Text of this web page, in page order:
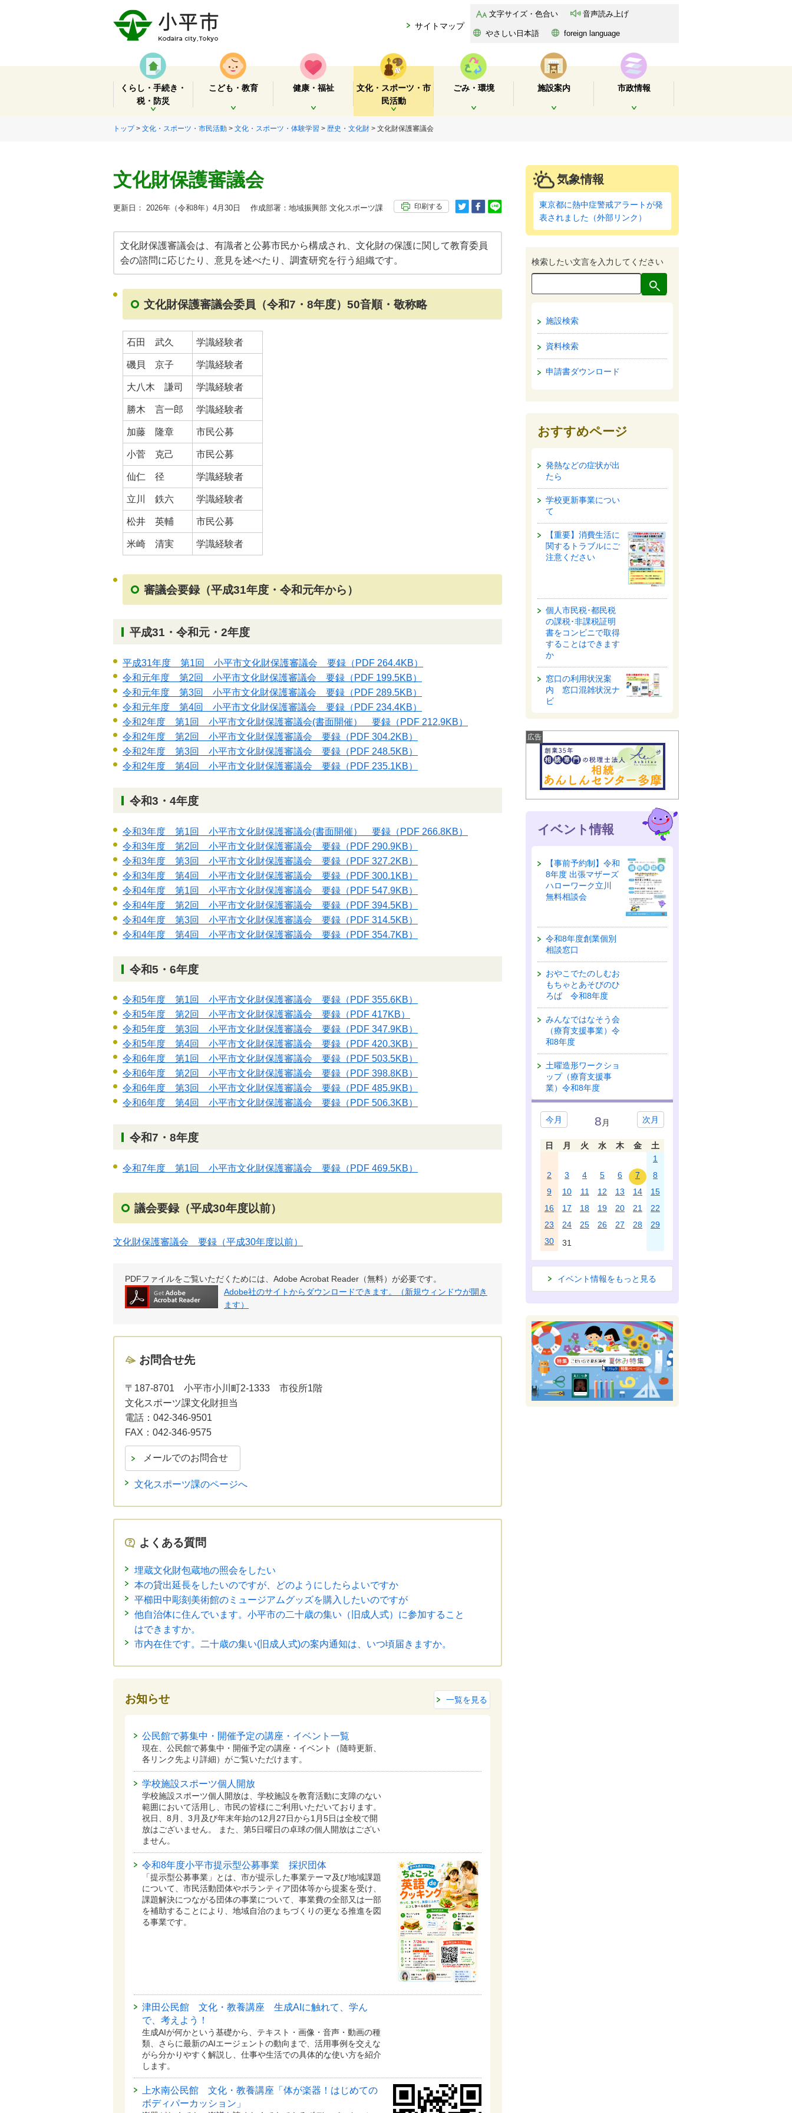
サイトマップ
文字サイズ・色合い 音声読み上げ
やさしい日本語 foreign language
くらし・手続き・
税・防災
開く
こども・教育
開く
健康・福祉
開く
文化・スポーツ・市
民活動
開く
ごみ・環境 施設案内 市政情報
トップ> 文化・スポーツ・市民活動 > 文化・スポーツ・体験学習 > 歴史・文化財 > 文化財保護審議会
文化財保護審議会
更新日： 2026年（令和8年）4月30日 作成部署：地域振興部 文化スポーツ課 印刷する
文化財保護審議会は、有識者と公募市民から構成され、文化財の保護に関して教育委員
会の諮問に応じたり、意見を述べたり、調査研究を行う組織です。
文化財保護審議会委員（令和7・8年度）50音順・敬称略
石田 武久 学識経験者
磯貝 京子 学識経験者
大八木 謙司 学識経験者
勝木 言一郎 学識経験者
加藤 隆章 市民公募
小菅 克己 市民公募
仙仁 径 学識経験者
立川 鉄六 学識経験者
松井 英輔 市民公募
米崎 清実 学識経験者
審議会要録（平成31年度・令和元年から）
平成31・令和元・2年度
平成31年度 第1回 小平市文化財保護審議会 要録 （PDF 264.4KB）
令和元年度 第2回 小平市文化財保護審議会 要録 （PDF 199.5KB）
令和元年度 第3回 小平市文化財保護審議会 要録 （PDF 289.5KB）
令和元年度 第4回 小平市文化財保護審議会 要録 （PDF 234.4KB）
令和2年度 第1回 小平市文化財保護審議会(書面開催） 要録 （PDF 212.9KB）
令和2年度 第2回 小平市文化財保護審議会 要録 （PDF 304.2KB）
令和2年度 第3回 小平市文化財保護審議会 要録 （PDF 248.5KB）
令和2年度 第4回 小平市文化財保護審議会 要録 （PDF 235.1KB）
令和3・4年度
令和3年度 第1回 小平市文化財保護審議会(書面開催） 要録 （PDF 266.8KB）
令和3年度 第2回 小平市文化財保護審議会 要録 （PDF 290.9KB）
令和3年度 第3回 小平市文化財保護審議会 要録 （PDF 327.2KB）
令和3年度 第4回 小平市文化財保護審議会 要録 （PDF 300.1KB）
令和4年度 第1回 小平市文化財保護審議会 要録 （PDF 547.9KB）
令和4年度 第2回 小平市文化財保護審議会 要録 （PDF 394.5KB）
令和4年度 第3回 小平市文化財保護審議会 要録 （PDF 314.5KB）
令和4年度 第4回 小平市文化財保護審議会 要録 （PDF 354.7KB）
令和5・6年度
令和5年度 第1回 小平市文化財保護審議会 要録 （PDF 355.6KB）
令和5年度 第2回 小平市文化財保護審議会 要録 （PDF 417KB）
令和5年度 第3回 小平市文化財保護審議会 要録 （PDF 347.9KB）
令和5年度 第4回 小平市文化財保護審議会 要録 （PDF 420.3KB）
令和6年度 第1回 小平市文化財保護審議会 要録 （PDF 503.5KB）
令和6年度 第2回 小平市文化財保護審議会 要録 （PDF 398.8KB）
令和6年度 第3回 小平市文化財保護審議会 要録 （PDF 485.9KB）
令和6年度 第4回 小平市文化財保護審議会 要録 （PDF 506.3KB）
令和7・8年度
令和7年度 第1回 小平市文化財保護審議会 要録 （PDF 469.5KB）
議会要録（平成30年度以前）
文化財保護審議会 要録（平成30年度以前）
PDFファイルをご覧いただくためには、Adobe Acrobat Reader（無料）が必要です。
Adobe社のサイトからダウンロードできます。（新規ウィンドウが開き
ます）
お問合せ先
〒187-8701 小平市小川町2-1333 市役所1階
文化スポーツ課文化財担当
電話： 042-346-9501
FAX： 042-346-9575
文化スポーツ課のページへ
よくある質問
埋蔵文化財包蔵地の照会をしたい
本の貸出延長をしたいのですが、どのようにしたらよいですか
平櫛田中彫刻美術館のミュージアムグッズを購入したいのですが
他自治体に住んでいます。小平市の二十歳の集い（旧成人式）に参加すること
はできますか。
市内在住です。二十歳の集い(旧成人式)の案内通知は、いつ頃届きますか。
お知らせ 一覧を見る
公民館で募集中・開催予定の講座・イベント一覧
現在、公民館で募集中・開催予定の講座・イベント（随時更新、
各リンク先より詳細）がご覧いただけます。
学校施設スポーツ個人開放
学校施設スポーツ個人開放は、学校施設を教育活動に支障のない
範囲において活用し、市民の皆様にご利用いただいております。
祝日、8月、3月及び年末年始の12月27日から1月5日は全校で開
放はございません。 また、第5日曜日の卓球の個人開放はござい
ません。
令和8年度小平市提示型公募事業 採択団体
「提示型公募事業」とは、市が提示した事業テーマ及び地域課題
について、市民活動団体やボランティア団体等から提案を受け、
課題解決につながる団体の事業について、事業費の全部又は一部
を補助することにより、地域自治のまちづくりの更なる推進を図
る事業です。
津田公民館 文化・教養講座 生成AIに触れて、学ん
で、考えよう！
生成AIが何かという基礎から、テキスト・画像・音声・動画の種
類、さらに最新のAIエージェントの動向まで、活用事例を交えな
がら分かりやすく解説し、仕事や生活での具体的な使い方を紹介
します。
上水南公民館 文化・教養講座「体が楽器！はじめての
ボディパーカッション」
気象情報
東京都に熱中症警戒アラートが発
表されました（外部リンク）
検索したい文言を入力してください
施設検索
資料検索
申請書ダウンロード
おすすめページ
発熱などの症状が出
たら
学校更新事業につい
て
【重要】消費生活に
関するトラブルにご
注意ください
個人市民税･都民税
の課税･非課税証明
書をコンビニで取得
することはできます
か
窓口の利用状況案
内 窓口混雑状況ナ
ビ
広告
イベント情報
【事前予約制】令和
8年度 出張マザーズ
ハローワーク立川
無料相談会
令和8年度創業個別
相談窓口
おやこでたのしむお
もちゃとあそびのひ
ろば 令和8年度
みんなではなそう会
（療育支援事業）令
和8年度
土曜造形ワークショ
ップ（療育支援事
業）令和8年度
今月 次月
8 月
日 月 火 水 木 金
土
1
2
3 4 5 6 7
8
9
10 11 12 13 14
15
16
17 18 19 20 21
22
23
24 25 26 27 28
29
30
31
イベント情報をもっと見る